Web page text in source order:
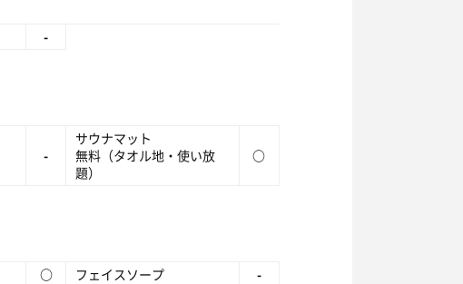
-
-
サウナマット
無料（タオル地・使い放
題）
○
○ フェイスソープ
-